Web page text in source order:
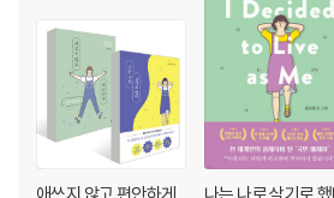
돈 / 그 누구의, 그 무엇의 수단도 되지 마라 /
공정한 관찰자
10장_나를 떠나가는 것들에 웃으면서 굿바이
소중한 사람에게서 버려진 순간에 얻은 깨달
/ 불안에 잡아먹히지 않고 함께 사는 방법